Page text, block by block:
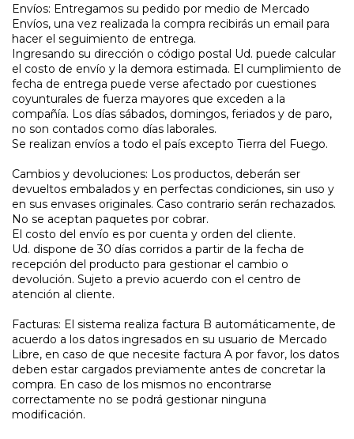
Envíos: Entregamos su pedido por medio de Mercado
Envíos, una vez realizada la compra recibirás un email para
hacer el seguimiento de entrega.
Ingresando su dirección o código postal Ud. puede calcular
el costo de envío y la demora estimada. El cumplimiento de
fecha de entrega puede verse afectado por cuestiones
coyunturales de fuerza mayores que exceden a la
compañía. Los días sábados, domingos, feriados y de paro,
no son contados como días laborales.
Se realizan envíos a todo el país excepto Tierra del Fuego.
Cambios y devoluciones: Los productos, deberán ser
devueltos embalados y en perfectas condiciones, sin uso y
en sus envases originales. Caso contrario serán rechazados.
No se aceptan paquetes por cobrar.
El costo del envío es por cuenta y orden del cliente.
Ud. dispone de 30 días corridos a partir de la fecha de
recepción del producto para gestionar el cambio o
devolución. Sujeto a previo acuerdo con el centro de
atención al cliente.
Facturas: El sistema realiza factura B automáticamente, de
acuerdo a los datos ingresados en su usuario de Mercado
Libre, en caso de que necesite factura A por favor, los datos
deben estar cargados previamente antes de concretar la
compra. En caso de los mismos no encontrarse
correctamente no se podrá gestionar ninguna
modificación.